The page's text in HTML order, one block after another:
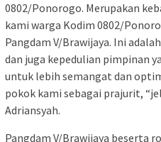
0802/Ponorogo. Merupakan
kami warga Kodim 0802/
Pangdam V/Brawijaya. Ini
dan juga kepedulian pimpinan
untuk lebih semangat dan
pokok kami sebagai prajurit,
Adriansyah.
Pangdam V/Brawijaya beserta